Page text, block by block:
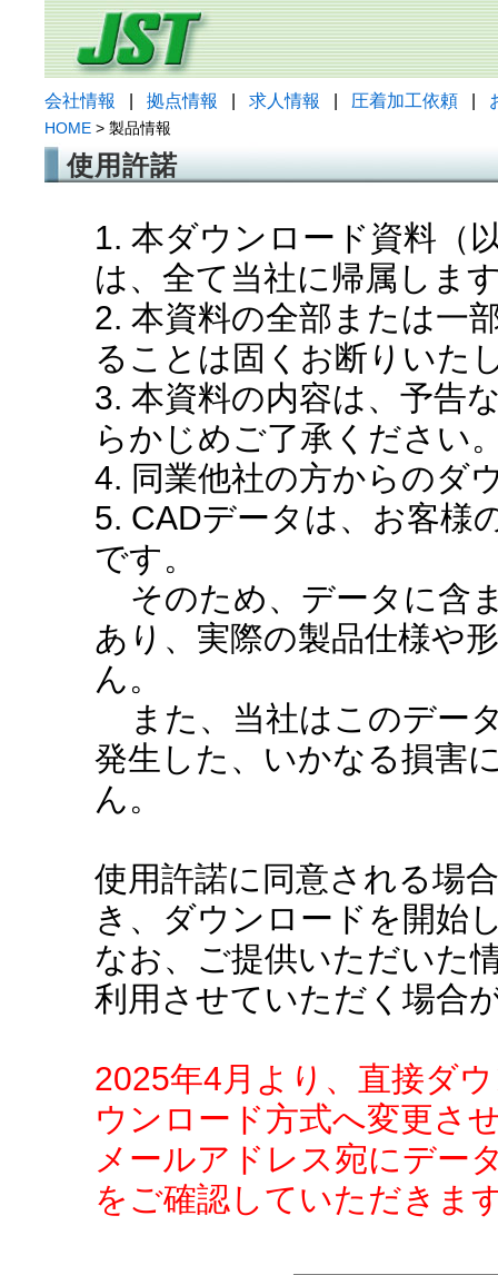
会社情報 拠点情報 求人情報 圧着加工依頼
HOME > 製品情報
使用許諾
1. 本ダウンロード資料（
は、全て当社に帰属しま
2. 本資料の全部または一
ることは固くお断りいた
3. 本資料の内容は、予告
らかじめご了承ください
4. 同業他社の方からのダ
5. CADデータは、お客様
です。
そのため、データに含
あり、実際の製品仕様や
ん。
また、当社はこのデー
発生した、いかなる損害
ん。
使用許諾に同意される場
き、ダウンロードを開始
なお、ご提供いただいた
利用させていただく場合
2025年4月より、直接ダ
ウンロード方式へ変更さ
メールアドレス宛にデー
をご確認していただきま